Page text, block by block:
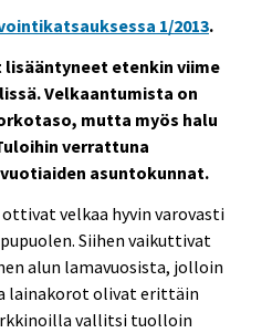
1/2013.
etenkin viime
Velkaantumista on
mutta myös halu
verrattuna
asuntokunnat.
velkaa hyvin varovasti
Siihen vaikuttivat
alun lamavuosista, jolloin
lainakorot olivat erittäin
vallitsi tuolloin